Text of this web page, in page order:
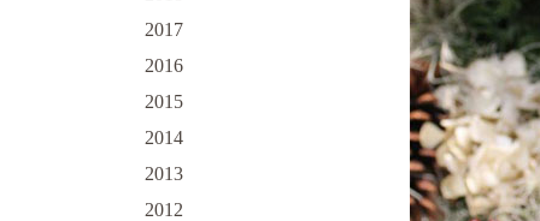
2017
2016
2015
2014
2013
2012